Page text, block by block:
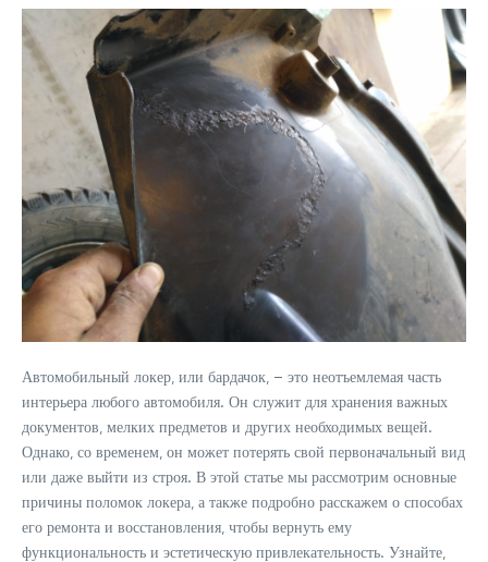
Автомобильный локер‚ или бардачок‚ – это неотъемлемая часть
интерьера любого автомобиля. Он служит для хранения важных
документов‚ мелких предметов и других необходимых вещей.
Однако‚ со временем‚ он может потерять свой первоначальный вид
или даже выйти из строя. В этой статье мы рассмотрим основные
причины поломок локера‚ а также подробно расскажем о способах
его ремонта и восстановления‚ чтобы вернуть ему
функциональность и эстетическую привлекательность. Узнайте‚